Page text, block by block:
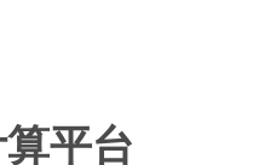
平台